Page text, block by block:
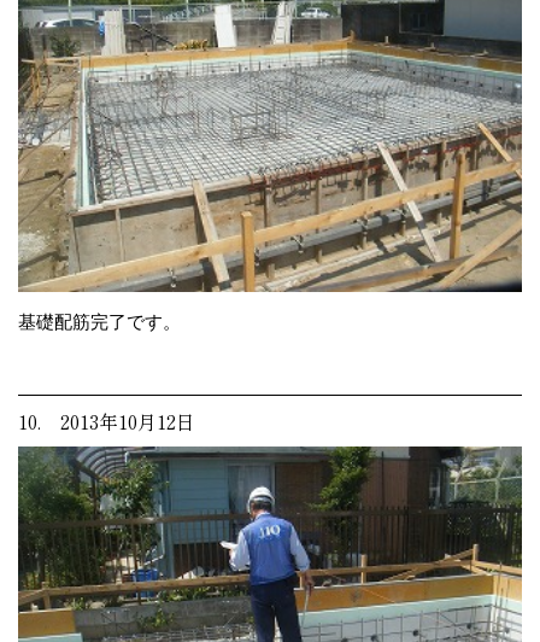
基礎配筋完了です。
10. 2013年10月12日